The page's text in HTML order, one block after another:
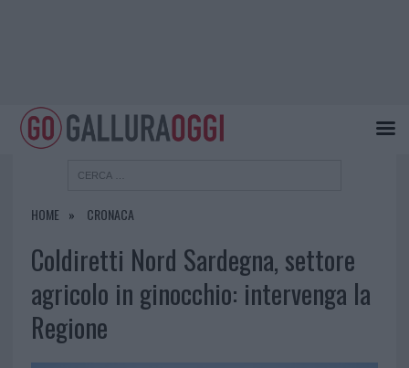
HOME CRONACA
Coldiretti Nord Sardegna, settore
agricolo in ginocchio: intervenga la
Regione